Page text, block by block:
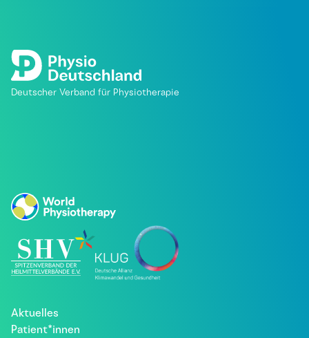
Deutscher Verband für Physiotherapie
Aktuelles
Patient*innen